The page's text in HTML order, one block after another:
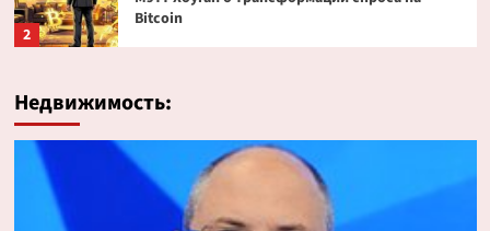
2
Bitcoin
Криптовалюта
токенизированных акциях
Криптовалюта
Недвижимость: